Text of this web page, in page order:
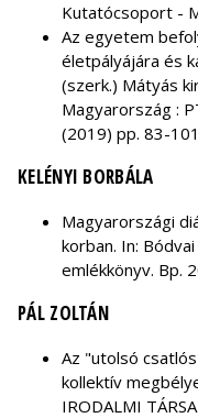
Kutatócsoport -
Az egyetem
életpályájára és
(szerk.) Mátyás
Magyarország :
(2019) pp. 83-
KELÉNYI BORBÁLA
Magyarországi
korban. In:
emlékkönyv. Bp.
PÁL ZOLTÁN
Az "utolsó
kollektív
IRODALMI